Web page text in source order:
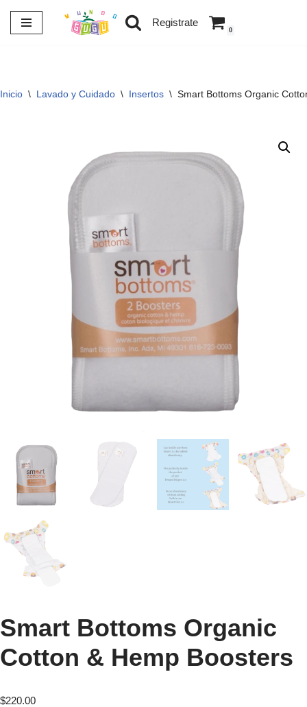
Saltar
Registrate
0
Inicio \ Lavado y Cuidado \ Insertos \ Smart Bottoms Organic
Smart Bottoms Organic
Cotton & Hemp Boosters
$220.00